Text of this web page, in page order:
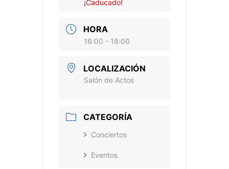
¡Caducado!
HORA
16:00 - 18:00
LOCALIZACIÓN
Salón de Actos
CATEGORÍA
Conciertos
Eventos